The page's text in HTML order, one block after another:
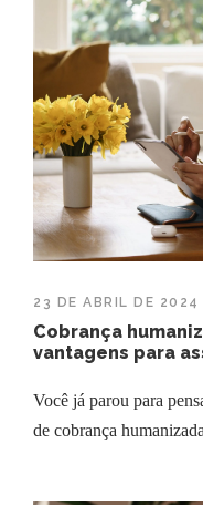
23 DE ABRIL DE 2024
Cobrança
vantagens para
Você já parou para
de cobrança